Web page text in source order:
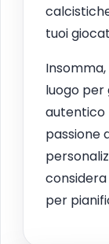
tuoi
Insomma,
luogo per
autentico
passione
per